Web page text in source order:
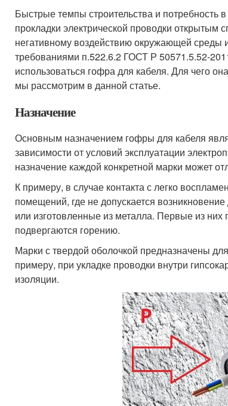
Быстрые темпы строительства и потребность
прокладки электрической проводки
негативному воздействию окружающей среды
требованиями п.522.6.2 ГОСТ Р 50571.5.52-
использоваться гофра для кабеля. Для чего
мы рассмотрим в данной статье.
Назначение
Основным назначением гофры для кабеля
зависимости от условий эксплуатации
назначение каждой конкретной марки может
К примеру, в случае контакта с легко
помещений, где не допускается
или изготовленные из металла. Первые из
подвергаются горению.
Марки с твердой оболочкой предназначены
примеру, при укладке проводки внутри
изоляции.